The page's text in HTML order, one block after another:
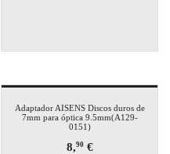
Adaptador AISENS Discos duros de
7mm para óptica 9.5mm(A129-
0151)
8,90€